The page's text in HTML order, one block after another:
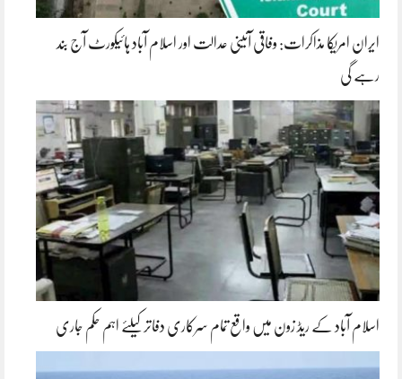
ایران امریکا مذاکرات: وفاقی آئینی عدالت اور اسلام آباد ہائیکورٹ آج بند
رہے گی
اسلام آباد کے ریڈ زون میں واقع تمام سرکاری دفاتر کیلئے اہم حکم جاری